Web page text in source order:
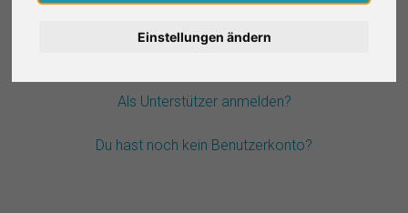
Einstellungen ändern
Als Unterstützer anmelden?
Du hast noch kein Benutzerkonto?
Italiano